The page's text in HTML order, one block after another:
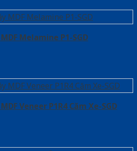
Melamine P1-SGD
Veneer P1R4 Căm Xe-SGD